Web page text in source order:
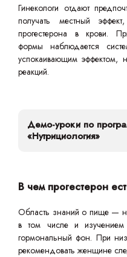
Гинекологи отдают
получать местный
прогестерона в крови.
формы наблюдается
успокаивающим эффектом,
реакций.
Демо-уроки по
«Нутрициология»
В чем прогестерон
Область знаний о пище —
в том числе и изучением
гормональный фон. При
рекомендовать женщине